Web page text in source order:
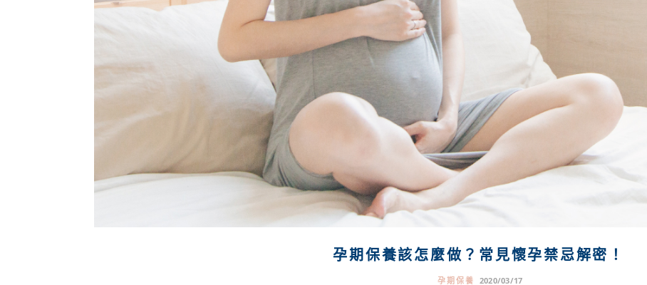
孕期保養該怎麼做？常見懷孕禁忌解密！
孕期保養 2020/03/17